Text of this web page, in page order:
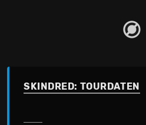
SKINDRED: TOURDATEN